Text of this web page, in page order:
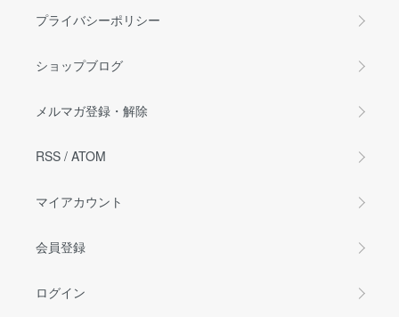
プライバシーポリシー
ショップブログ
メルマガ登録・解除
RSS / ATOM
マイアカウント
会員登録
ログイン